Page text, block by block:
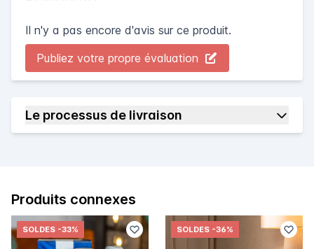
Il n'y a pas encore d'avis sur ce produit.
Publiez votre propre évaluation
Le processus de livraison
Produits connexes
SOLDES -33% SOLDES -36%